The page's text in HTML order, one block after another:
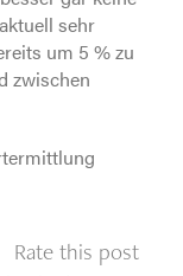
sehr
um 5 % zu
zwischen
Rate this post